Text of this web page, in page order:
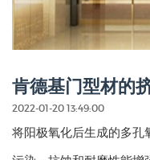
肯德基门型材的
2022-01-20 13:49:00
将阳极氧化后生成的多